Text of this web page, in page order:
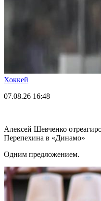
Хоккей
07.08.26 16:48
Алексей Шевченко
Перепехина в «Динамо»
Одним предложением.